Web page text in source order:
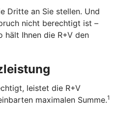
Dritte an Sie stellen. Und
nicht berechtigt ist –
hält Ihnen die R+V den
leistet die R+V
maximalen Summe.1